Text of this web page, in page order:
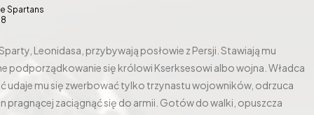
Spartans
Leonidasa, przybywają posłowie z Persji. Stawiają mu
podporządkowanie się królowi Kserksesowi albo wojna. Władca
udaje mu się zwerbować tylko trzynastu wojowników, odrzuca
pragnącej zaciągnąć się do armii. Gotów do walki, opuszcza